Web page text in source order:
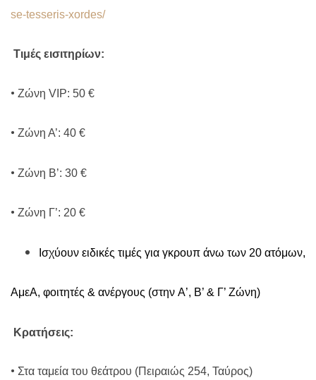
se-tesseris-xordes/
Τιμές εισιτηρίων:
• Ζώνη VIP: 50 €
• Ζώνη Α’: 40 €
• Ζώνη Β’: 30 €
• Ζώνη Γ’: 20 €
Ισχύουν ειδικές τιμές για γκρουπ άνω των 20 ατόμων,
ΑμεΑ, φοιτητές & ανέργους (στην A’, Β’ & Γ’ Ζώνη)
Κρατήσεις:
• Στα ταμεία του θεάτρου (Πειραιώς 254, Ταύρος)